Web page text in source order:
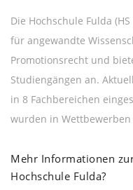
Die Hochschule Fulda
für angewandte
Promotionsrecht und
Studiengängen an.
in 8 Fachbereichen
wurden in Wettbewerben
Mehr Informationen
Hochschule Fulda?